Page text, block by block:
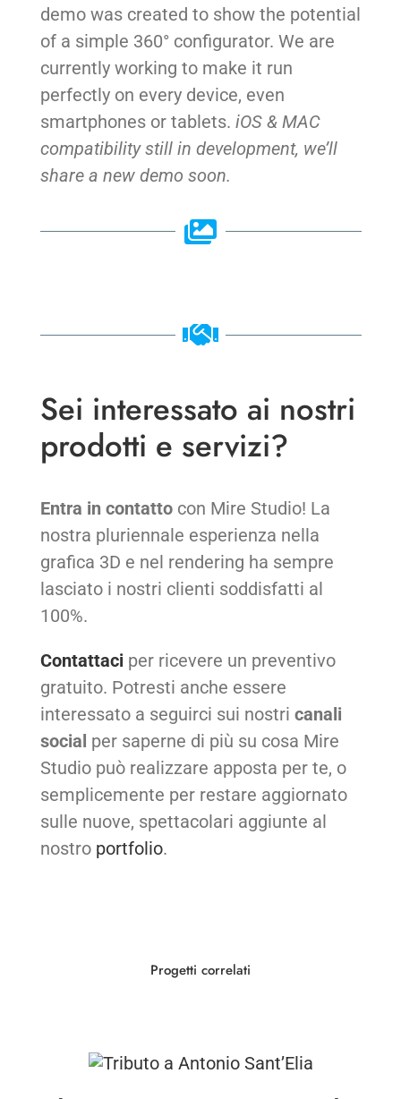
demo was created to show the potential
of a simple 360° configurator. We are
currently working to make it run
perfectly on every device, even
smartphones or tablets. iOS & MAC
compatibility still in development, we’ll
share a new demo soon.
Sei interessato ai nostri
prodotti e servizi?
Entra in contattocon Mire Studio! La
nostra pluriennale esperienza nella
grafica 3D e nel rendering ha sempre
lasciato i nostri clienti soddisfatti al
100%.
Contattaciper ricevere un preventivo
gratuito. Potresti anche essere
interessato a seguirci sui nostri canali
social per saperne di più su cosa Mire
Studio può realizzare apposta per te, o
semplicemente per restare aggiornato
sulle nuove, spettacolari aggiunte al
nostro portfolio.
Progetti correlati